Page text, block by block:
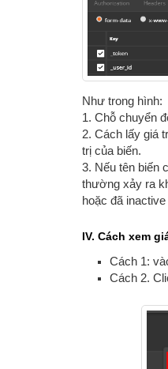
Như trong hình:
1. Chỗ chuyển
2. Cách lấy giá
trị của biến.
3. Nếu tên biến
thường xảy ra
hoặc đã
IV. Cách xem
Cách 1:
Cách 2.